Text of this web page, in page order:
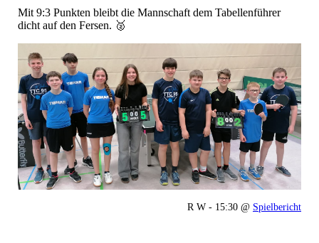
Mit 9:3 Punkten bleibt die Mannschaft dem Tabellenführer
dicht auf den Fersen. 🥈
R W - 15:30 @ Spielbericht